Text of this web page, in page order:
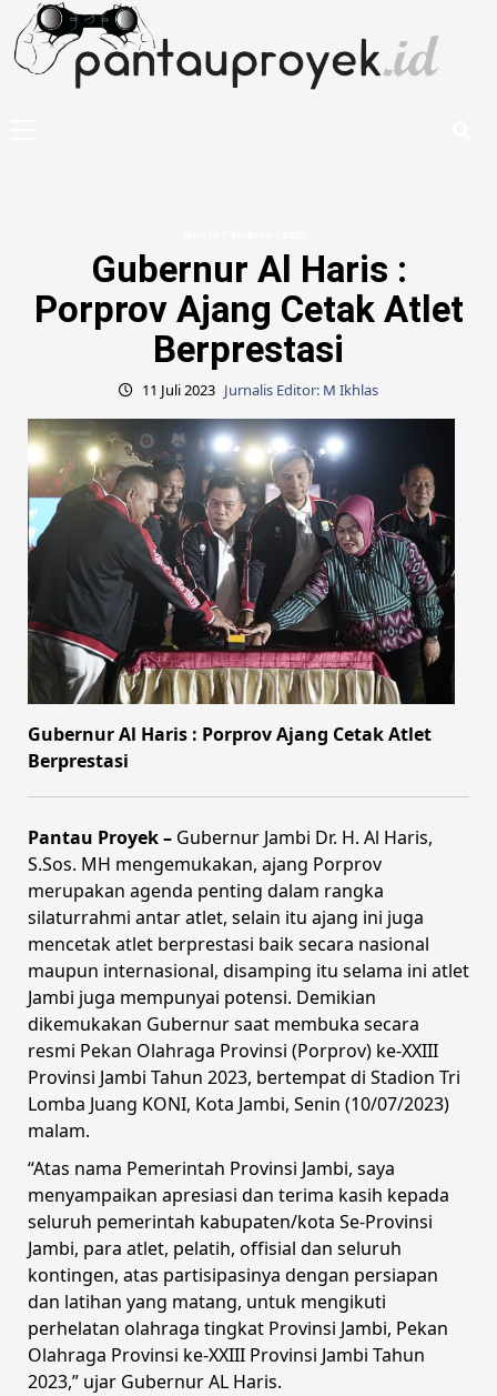
content
Gubernur Al Haris :
Porprov Ajang Cetak Atlet
Berprestasi
11 Juli 2023 Jurnalis Editor: M Ikhlas
Gubernur Al Haris : Porprov Ajang Cetak Atlet
Berprestasi
Pantau Proyek – Gubernur Jambi Dr. H. Al Haris,
S.Sos. MH mengemukakan, ajang Porprov
merupakan agenda penting dalam rangka
silaturrahmi antar atlet, selain itu ajang ini juga
mencetak atlet berprestasi baik secara nasional
maupun internasional, disamping itu selama ini atlet
Jambi juga mempunyai potensi. Demikian
dikemukakan Gubernur saat membuka secara
resmi Pekan Olahraga Provinsi (Porprov) ke-XXIII
Provinsi Jambi Tahun 2023, bertempat di Stadion Tri
Lomba Juang KONI, Kota Jambi, Senin (10/07/2023)
malam.
“Atas nama Pemerintah Provinsi Jambi, saya
menyampaikan apresiasi dan terima kasih kepada
seluruh pemerintah kabupaten/kota Se-Provinsi
Jambi, para atlet, pelatih, offisial dan seluruh
kontingen, atas partisipasinya dengan persiapan
dan latihan yang matang, untuk mengikuti
perhelatan olahraga tingkat Provinsi Jambi, Pekan
Olahraga Provinsi ke-XXIII Provinsi Jambi Tahun
2023,” ujar Gubernur AL Haris.